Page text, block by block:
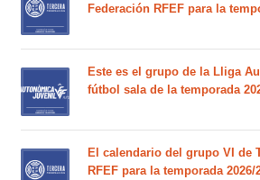
Federación RFEF para la
Este es el grupo de la Lliga
fútbol sala de la temporada
El calendario del grupo VI de
RFEF para la temporada 2026/